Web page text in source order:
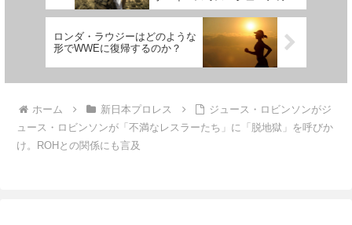
日本プロレス退団」
ロンダ・ラウジーはどのような
形でWWEに復帰するのか？
ホーム 新日本プロレス
ジュース・ロビンソンがジ
ュース・ロビンソンが「不満なレスラーたち」に「脱地獄」を呼びか
け。ROHとの関係にも言及